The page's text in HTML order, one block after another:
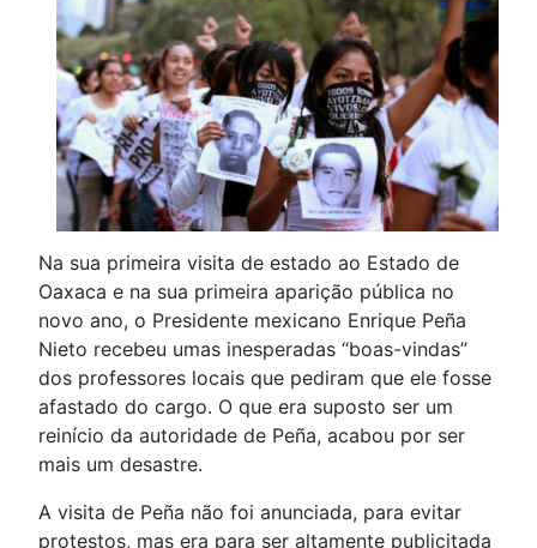
Na sua primeira visita de estado ao Estado de
Oaxaca e na sua primeira aparição pública no
novo ano, o Presidente mexicano Enrique Peña
Nieto recebeu umas inesperadas “boas-vindas”
dos professores locais que pediram que ele fosse
afastado do cargo. O que era suposto ser um
reinício da autoridade de Peña, acabou por ser
mais um desastre.
A visita de Peña não foi anunciada, para evitar
protestos, mas era para ser altamente publicitada